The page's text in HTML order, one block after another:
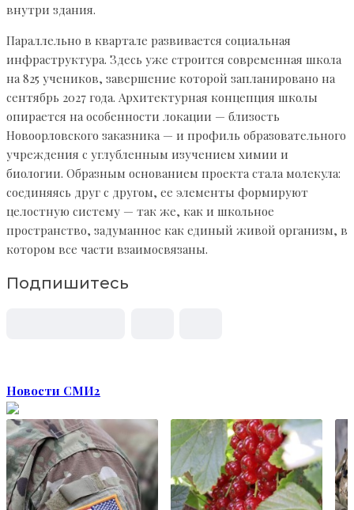
внутри здания.
Параллельно в квартале развивается социальная
инфраструктура. Здесь уже строится современная школа
на 825 учеников, завершение которой запланировано на
сентябрь 2027 года. Архитектурная концепция школы
опирается на особенности локации — близость
Новоорловского заказника — и профиль образовательного
учреждения с углубленным изучением химии и
биологии. Образным основанием проекта стала молекула:
соединяясь друг с другом, ее элементы формируют
целостную систему — так же, как и школьное
пространство, задуманное как единый живой организм, в
котором все части взаимосвязаны.
Подпишитесь
Новости СМИ2